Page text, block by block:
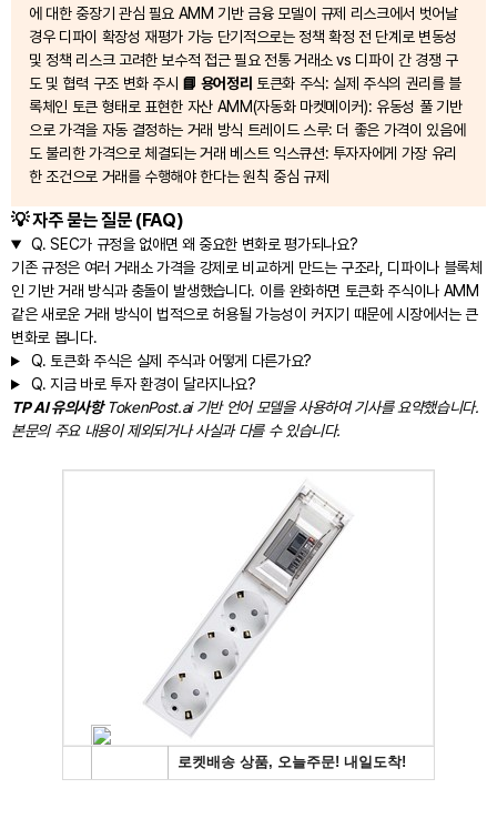
에 대한 중장기 관심 필요 AMM 기반 금융 모델이 규제 리스크에서 벗어날
경우 디파이 확장성 재평가 가능 단기적으로는 정책 확정 전 단계로 변동성
및 정책 리스크 고려한 보수적 접근 필요 전통 거래소 vs 디파이 간 경쟁 구
도 및 협력 구조 변화 주시 📘 용어정리 토큰화 주식: 실제 주식의 권리를 블
록체인 토큰 형태로 표현한 자산 AMM(자동화 마켓메이커): 유동성 풀 기반
으로 가격을 자동 결정하는 거래 방식 트레이드 스루: 더 좋은 가격이 있음에
도 불리한 가격으로 체결되는 거래 베스트 익스큐션: 투자자에게 가장 유리
한 조건으로 거래를 수행해야 한다는 원칙 중심 규제
💡 자주 묻는 질문 (FAQ)
Q. SEC가 규정을 없애면 왜 중요한 변화로 평가되나요?
기존 규정은 여러 거래소 가격을 강제로 비교하게 만드는 구조라, 디파이나 블록체
인 기반 거래 방식과 충돌이 발생했습니다. 이를 완화하면 토큰화 주식이나 AMM
같은 새로운 거래 방식이 법적으로 허용될 가능성이 커지기 때문에 시장에서는 큰
변화로 봅니다.
Q. 토큰화 주식은 실제 주식과 어떻게 다른가요?
Q. 지금 바로 투자 환경이 달라지나요?
TP AI 유의사항TokenPost.ai 기반 언어 모델을 사용하여 기사를 요약했습니다.
본문의 주요 내용이 제외되거나 사실과 다를 수 있습니다.